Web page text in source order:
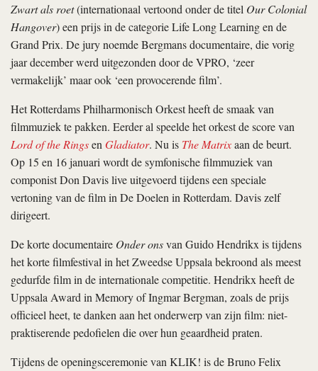
Zwart als roet(internationaal vertoond onder de titel Our Colonial
Hangover) een prijs in de categorie Life Long Learning en de
Grand Prix. De jury noemde Bergmans documentaire, die vorig
jaar december werd uitgezonden door de VPRO, ‘zeer
vermakelijk’ maar ook ‘een provocerende film’.
Het Rotterdams Philharmonisch Orkest heeft de smaak van
filmmuziek te pakken. Eerder al speelde het orkest de score van
Lord of the RingsenGladiator. Nu is The Matrixaan de beurt.
Op 15 en 16 januari wordt de symfonische filmmuziek van
componist Don Davis live uitgevoerd tijdens een speciale
vertoning van de film in De Doelen in Rotterdam. Davis zelf
dirigeert.
De korte documentaire Onder onsvan Guido Hendrikx is tijdens
het korte filmfestival in het Zweedse Uppsala bekroond als meest
gedurfde film in de internationale competitie. Hendrikx heeft de
Uppsala Award in Memory of Ingmar Bergman, zoals de prijs
officieel heet, te danken aan het onderwerp van zijn film: niet-
praktiserende pedofielen die over hun geaardheid praten.
Tijdens de openingsceremonie van KLIK! is de Bruno Felix